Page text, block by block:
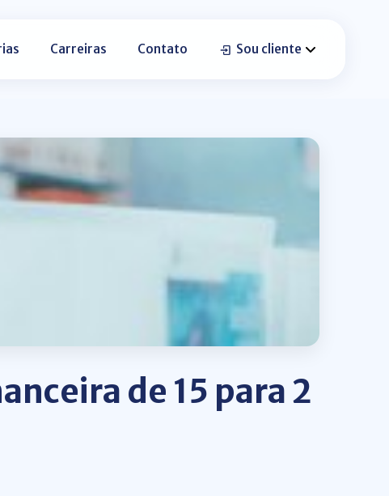
Carreiras Contato Sou cliente
de 15 para 2